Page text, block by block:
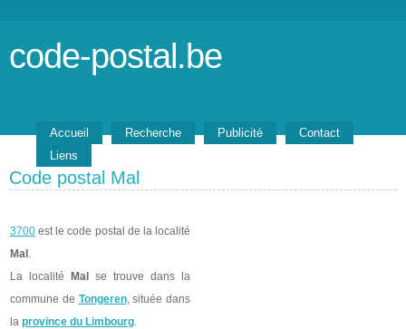
code-postal.be
Accueil Recherche Publicité
Contact
Liens
Code postal Mal
3700 est le code postal de la localité
Mal .
La localité
Mal
se trouve dans la
commune de Tongeren, située dans
la province du Limbourg.